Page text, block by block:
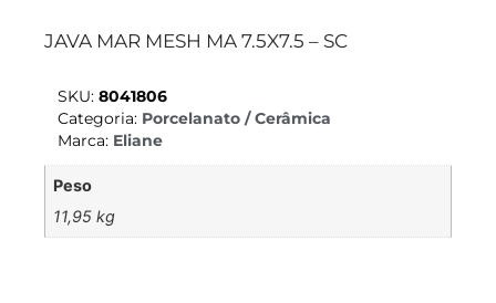
JAVA MAR MESH MA 7.5X7.5 – SC
SKU: 8041806
Categoria: Porcelanato / Cerâmica
Marca: Eliane
Peso
11,95 kg